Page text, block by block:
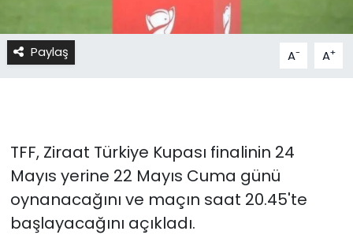
Paylaş A- A+
TFF, Ziraat Türkiye Kupası finalinin 24
Mayıs yerine 22 Mayıs Cuma günü
oynanacağını ve maçın saat 20.45'te
başlayacağını açıkladı.